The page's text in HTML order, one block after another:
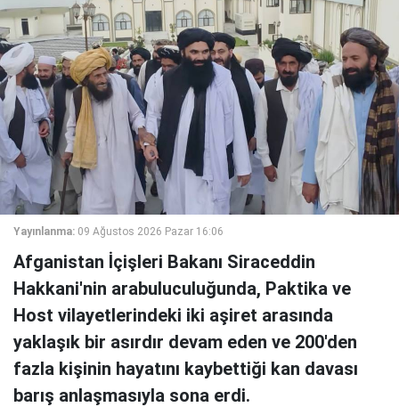
Yayınlanma: 09 Ağustos 2026 Pazar 16:06
Afganistan İçişleri Bakanı Siraceddin
Hakkani'nin arabuluculuğunda, Paktika ve
Host vilayetlerindeki iki aşiret arasında
yaklaşık bir asırdır devam eden ve 200'den
fazla kişinin hayatını kaybettiği kan davası
barış anlaşmasıyla sona erdi.